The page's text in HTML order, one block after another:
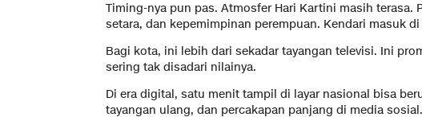
Timing-nya pun pas. Atmosfer Hari Kartini masih terasa.
setara, dan kepemimpinan perempuan. Kendari masuk
Bagi kota, ini lebih dari sekadar tayangan televisi. Ini
sering tak disadari nilainya.
Di era digital, satu menit tampil di layar nasional bisa
tayangan ulang, dan percakapan panjang di media sosial.